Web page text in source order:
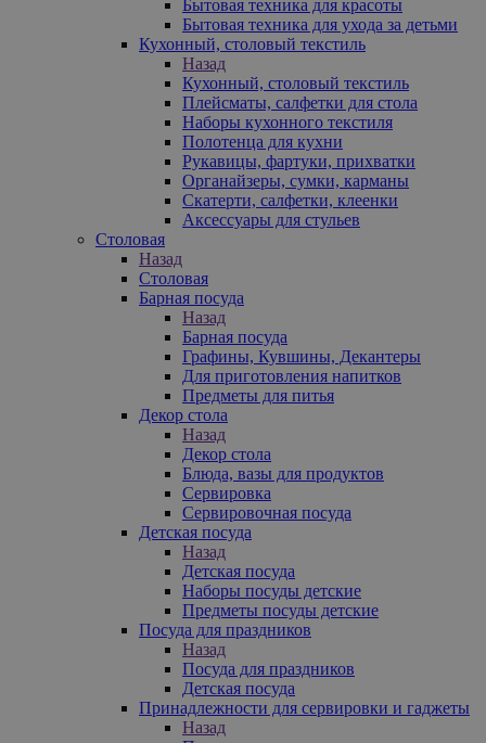
Бытовая техника для красоты
Бытовая техника для ухода за детьми
Кухонный, столовый текстиль
Назад
Кухонный, столовый текстиль
Плейсматы, салфетки для стола
Наборы кухонного текстиля
Полотенца для кухни
Рукавицы, фартуки, прихватки
Органайзеры, сумки, карманы
Скатерти, салфетки, клеенки
Аксессуары для стульев
Столовая
Назад
Столовая
Барная посуда
Назад
Барная посуда
Графины, Кувшины, Декантеры
Для приготовления напитков
Предметы для питья
Декор стола
Назад
Декор стола
Блюда, вазы для продуктов
Сервировка
Сервировочная посуда
Детская посуда
Назад
Детская посуда
Наборы посуды детские
Предметы посуды детские
Посуда для праздников
Назад
Посуда для праздников
Детская посуда
Принадлежности для сервировки и гаджеты
Назад